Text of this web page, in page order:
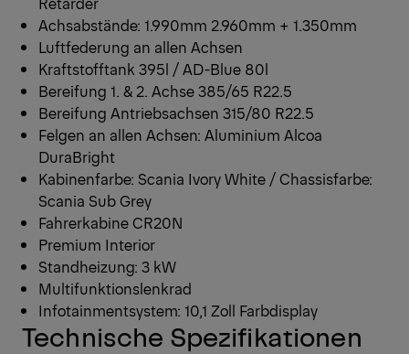
Achsabstände: 1.990mm 2.960mm + 1.350mm
Luftfederung an allen Achsen
Kraftstofftank 395l / AD-Blue 80l
Bereifung 1. & 2. Achse 385/65 R22.5
Bereifung Antriebsachsen 315/80 R22.5
Felgen an allen Achsen: Aluminium Alcoa
DuraBright
Kabinenfarbe: Scania Ivory White / Chassisfarbe:
Scania Sub Grey
Fahrerkabine CR20N
Premium Interior
Standheizung: 3 kW
Multifunktionslenkrad
Infotainmentsystem: 10,1 Zoll Farbdisplay
Technische Spezifikationen